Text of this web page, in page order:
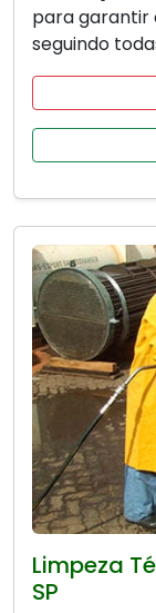
para garantir
seguindo
Limpeza
SP